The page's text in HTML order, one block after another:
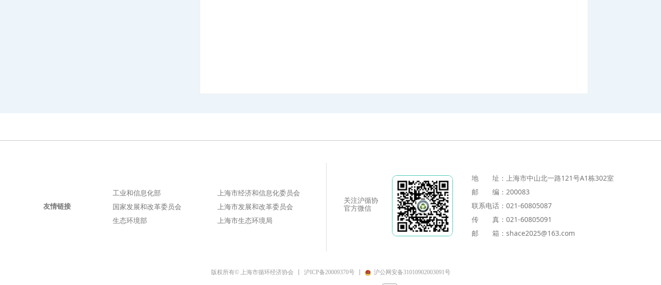
地 址：上海市中山北一路121号A1栋302室
邮 编：200083
联系电话：021-60805087
传 真：021-60805091
邮 箱：shace2025@163.com
工业和信息化部
国家发展和改革委员会
生态环境部
关注沪循协
官方微信
友情链接
上海市经济和信息化委员会
上海市发展和改革委员会
上海市生态环境局
版权所有© 上海市循环经济协会 沪ICP备20009370号 沪公网安备31010902003091号